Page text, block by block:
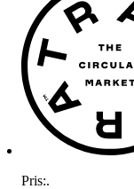
Pris:.